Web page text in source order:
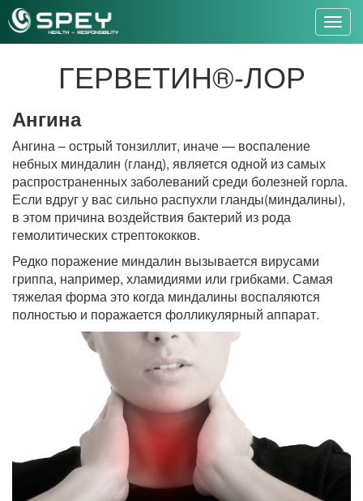
ГЕРВЕТИН®-ЛОР
Ангина
Ангина – острый тонзиллит, иначе — воспаление
небных миндалин (гланд), является одной из самых
распространенных заболеваний среди болезней горла.
Если вдруг у вас сильно распухли гланды(миндалины),
в этом причина воздействия бактерий из рода
гемолитических стрептококков.
Редко поражение миндалин вызывается вирусами
гриппа, например, хламидиями или грибками. Самая
тяжелая форма это когда миндалины воспаляются
полностью и поражается фолликулярный аппарат.